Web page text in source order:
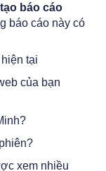
tạo báo cáo
báo cáo này có
tại
của bạn
xem nhiều